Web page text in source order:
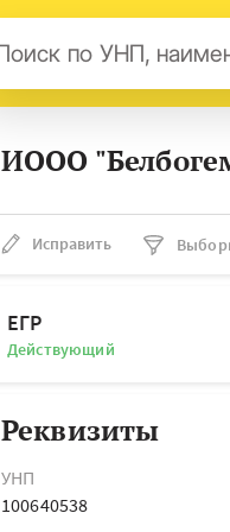
ИООО
Исправить
ЕГР
Действующий
Реквизиты
УНП
100640538